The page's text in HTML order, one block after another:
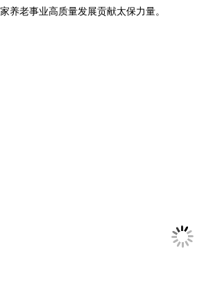
养老事业高质量发展贡献太保力量。